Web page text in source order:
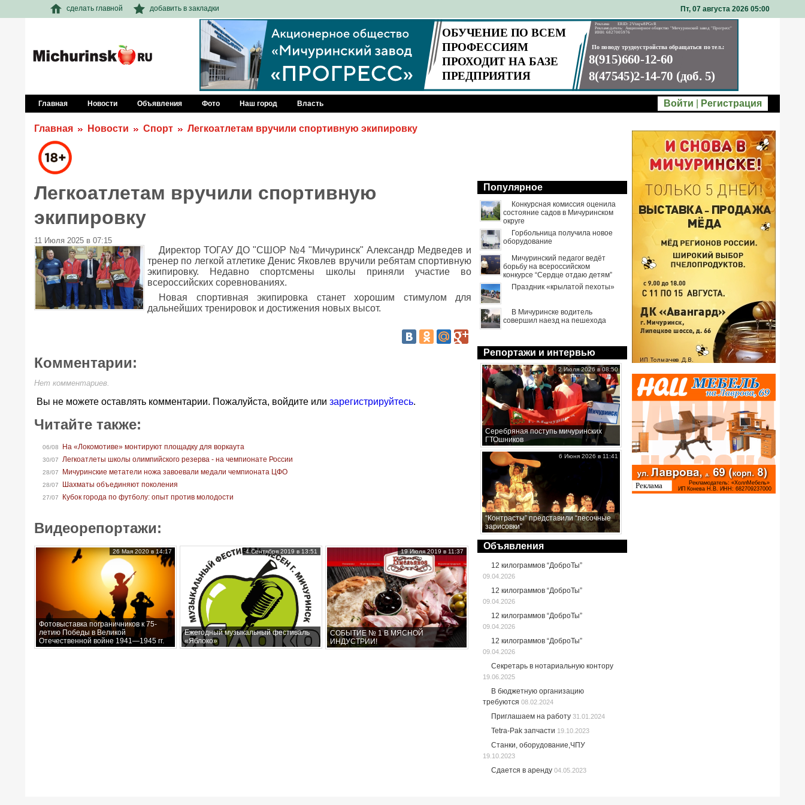
сделать главной добавить в закладки Пт, 07 августа 2026 05 00
Главная Новости Объявления Фото Наш город Власть Войти Регистрация
Главная Новости Спорт Легкоатлетам вручили спортивную экипировку
Легкоатлетам вручили спортивную
экипировку
11 Июля 2025 в 07:15
Директор ТОГАУ ДО "СШОР №4 "Мичуринск" Александр Медведев и
тренер по легкой атлетике Денис Яковлев вручили ребятам спортивную
экипировку. Недавно спортсмены школы приняли участие во
всероссийских соревнованиях.
Новая спортивная экипировка станет хорошим стимулом для
дальнейших тренировок и достижения новых высот.
Комментарии:
Нет комментариев.
Вы не можете оставлять комментарии. Пожалуйста, войдите или зарегистрируйтесь.
Читайте также:
06/08 На «Локомотиве» монтируют площадку для воркаута
30/07 Легкоатлеты школы олимпийского резерва - на чемпионате России
28/07 Мичуринские метатели ножа завоевали медали чемпионата ЦФО
28/07 Шахматы объединяют поколения
27/07 Кубок города по футболу: опыт против молодости
Видеорепортажи:
Фотовыставка пограничников к 75-
летию Победы в Великой
Отечественной войне 1941—1945 гг.
26 Мая 2020 в 14:17
Ежегодный музыкальный фестиваль
«Яблоко»
4 Сентября 2019 в 13:51
СОБЫТИЕ № 1 В МЯСНОЙ
ИНДУСТРИИ!
19 Июля 2019 в 11:37
Популярное
Конкурсная комиссия оценила
состояние садов в Мичуринском
округе
Горбольница получила новое
оборудование
Мичуринский педагог ведёт
борьбу на всероссийском
конкурсе “Сердце отдаю детям”
Праздник «крылатой пехоты»
В Мичуринске водитель
совершил наезд на пешехода
Репортажи и интервью
Серебряная поступь мичуринских
ГТОшников
2 Июля 2026 в 08:50
“Контрасты” представили “песочные
зарисовки”
6 Июня 2026 в 11:41
Объявления
12 килограммов “ДоброТы”
09.04.2026
12 килограммов “ДоброТы”
09.04.2026
12 килограммов “ДоброТы”
09.04.2026
12 килограммов “ДоброТы”
09.04.2026
Секретарь в нотариальную контору
19.06.2025
В бюджетную организацию
требуются 08.02.2024
Приглашаем на работу 31.01.2024
Tetra-Pak запчасти 19.10.2023
Станки, оборудование,ЧПУ
19.10.2023
Сдается в аренду 04.05.2023